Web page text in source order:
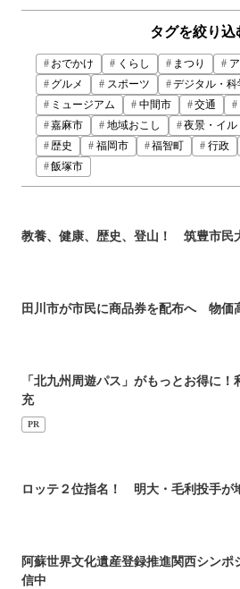
タグを絞り込
おでかけ くらし まつり
グルメ
スポーツ デジタル・科
ミュージアム
中間市 交通
嘉麻市
地域おこし 夜景・イル
歴史
福岡市 福智町 行政
飯塚市
教養、健康、歴史、登山！ 筑豊市民
田川市が市民に商品券を配布へ 物価
「北九州周遊パス」がもっとお得に
充
PR
ロッテ２位指名！ 明大・毛利投手が
阿蘇世界文化遺産登録推進関西シン
信中